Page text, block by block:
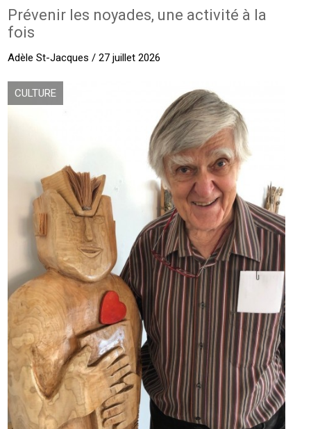
Prévenir les noyades, une activité à la
fois
Adèle St-Jacques / 27 juillet 2026
CULTURE